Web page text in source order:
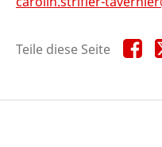
Teile diese Seite